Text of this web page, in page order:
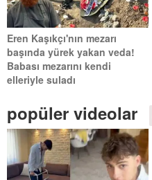
Eren Kaşıkçı'nın mezarı
başında yürek yakan veda!
Babası mezarını kendi
elleriyle suladı
popüler videolar